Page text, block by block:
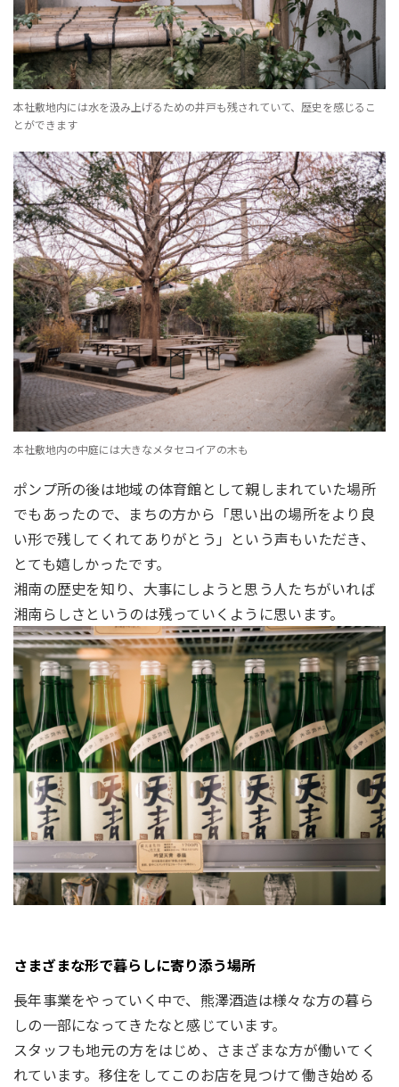
本社敷地内には水を汲み上げるための井戸も残されていて、歴史を感じるこ
とができます
本社敷地内の中庭には大きなメタセコイアの木も
ポンプ所の後は地域の体育館として親しまれていた場所
でもあったので、まちの方から「思い出の場所をより良
い形で残してくれてありがとう」という声もいただき、
とても嬉しかったです。
湘南の歴史を知り、大事にしようと思う人たちがいれば
湘南らしさというのは残っていくように思います。
さまざまな形で暮らしに寄り添う場所
長年事業をやっていく中で、熊澤酒造は様々な方の暮ら
しの一部になってきたなと感じています。
スタッフも地元の方をはじめ、さまざまな方が働いてく
れています。移住をしてこのお店を見つけて働き始める